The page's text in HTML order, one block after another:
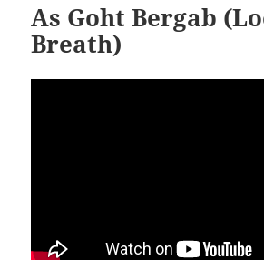
As Goht Bergab
Breath)